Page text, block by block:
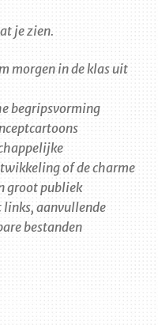
je zien.
morgen in de klas uit
begripsvorming
of de charme
groot publiek
links, aanvullende
bestanden